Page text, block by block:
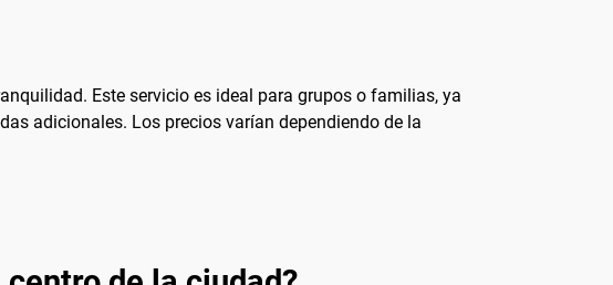
Este servicio es ideal para grupos o familias, ya
adicionales. Los precios varían dependiendo de la